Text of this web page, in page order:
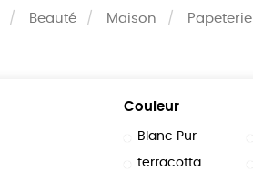
Beauté Maison Papeterie
Couleur
Blanc Pur
terracotta